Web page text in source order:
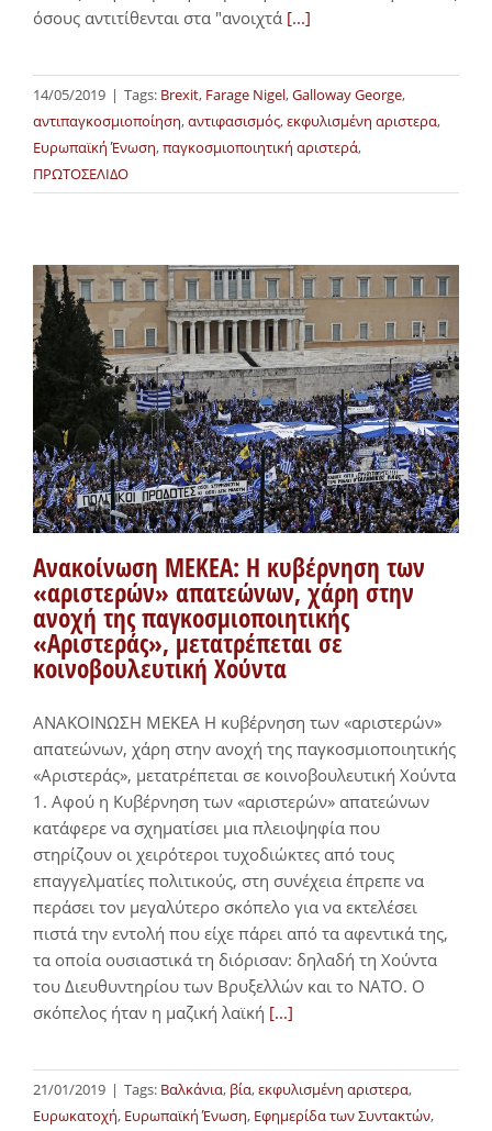
όσους αντιτίθενται στα "ανοιχτά [...]
14/05/2019 | Tags: Brexit, Farage Nigel,Galloway George,
αντιπαγκοσμιοποίηση,αντιφασισμός,εκφυλισμένη αριστερα,
Ευρωπαϊκή Ένωση,παγκοσμιοποιητική αριστερά,
ΠΡΩΤΟΣΕΛΙΔΟ
Ανακοίνωση ΜΕΚΕΑ: Η κυβέρνηση των
«αριστερών» απατεώνων, χάρη στην
ανοχή της παγκοσμιοποιητικής
«Αριστεράς», μετατρέπεται σε
κοινοβουλευτική Χούντα
ΑΝΑΚΟΙΝΩΣΗ ΜΕΚΕΑ Η κυβέρνηση των «αριστερών»
απατεώνων, χάρη στην ανοχή της παγκοσμιοποιητικής
«Αριστεράς», μετατρέπεται σε κοινοβουλευτική Χούντα
1. Αφού η Κυβέρνηση των «αριστερών» απατεώνων
κατάφερε να σχηματίσει μια πλειοψηφία που
στηρίζουν οι χειρότεροι τυχοδιώκτες από τους
επαγγελματίες πολιτικούς, στη συνέχεια έπρεπε να
περάσει τον μεγαλύτερο σκόπελο για να εκτελέσει
πιστά την εντολή που είχε πάρει από τα αφεντικά της,
τα οποία ουσιαστικά τη διόρισαν: δηλαδή τη Χούντα
του Διευθυντηρίου των Βρυξελλών και το ΝΑΤΟ. Ο
σκόπελος ήταν η μαζική λαϊκή [...]
21/01/2019 | Tags: Βαλκάνια, βία,εκφυλισμένη αριστερα,
Ευρωκατοχή, Ευρωπαϊκή Ένωση, Εφημερίδα των Συντακτών,